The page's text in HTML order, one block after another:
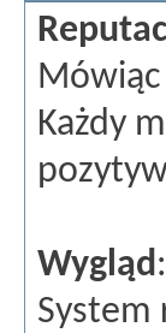
Każdy
Wygląd: